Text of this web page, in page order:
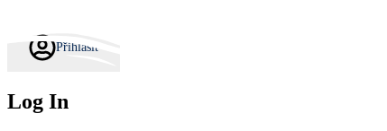
Přihlásit
Log In